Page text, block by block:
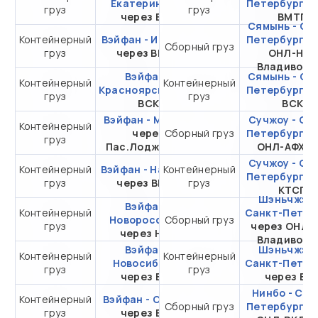
груз
Екатеринбург
через ВСК
20DC
Контейнерный
груз
Вэйфан - Иркутск
через ВМТП
от 272 648,29 ₽ за
Контейнерный
груз
Вэйфан -
Красноярскчерез
ВСК
от 249 841,46 ₽ за
20DC
Контейнерный
груз
Вэйфан - Москва
через
Пас.Лоджистик
от 318 206,05 ₽ за
20DC
Контейнерный
груз
Вэйфан - Находка
через ВМКТ
от 106 698,06 ₽ за
20DC
Контейнерный
груз
Вэйфан -
Новороссийск
через НЛЭ
от 345 163,30 ₽ за
20DC
Контейнерный
груз
Вэйфан -
Новосибирск
через ВСК
от 250 897,46 ₽ за
20DC
Контейнерный
груз
Вэйфан - Самара
через ВСК
от 323 182,46 ₽ за
20DC
груз
Петербург
ВМТП
Сборный груз
Сямынь -
Петербург
ОНЛ-НУП
Контейнерный
груз
Сямынь -
Петербург
ВСК
Сборный груз
Сучжоу -
Петербург
ОНЛ-АФХ
Контейнерный
груз
Сучжоу -
Петербург
КТСП
Сборный груз
Санкт-
через ОНЛ-
Контейнерный
груз
Санкт-
через
Сборный груз
Нинбо -
Петербург